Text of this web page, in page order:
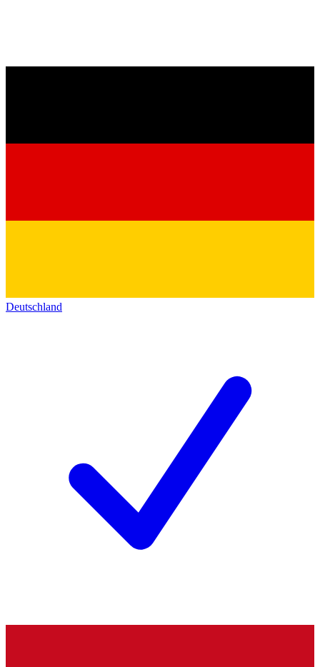
Deutschland